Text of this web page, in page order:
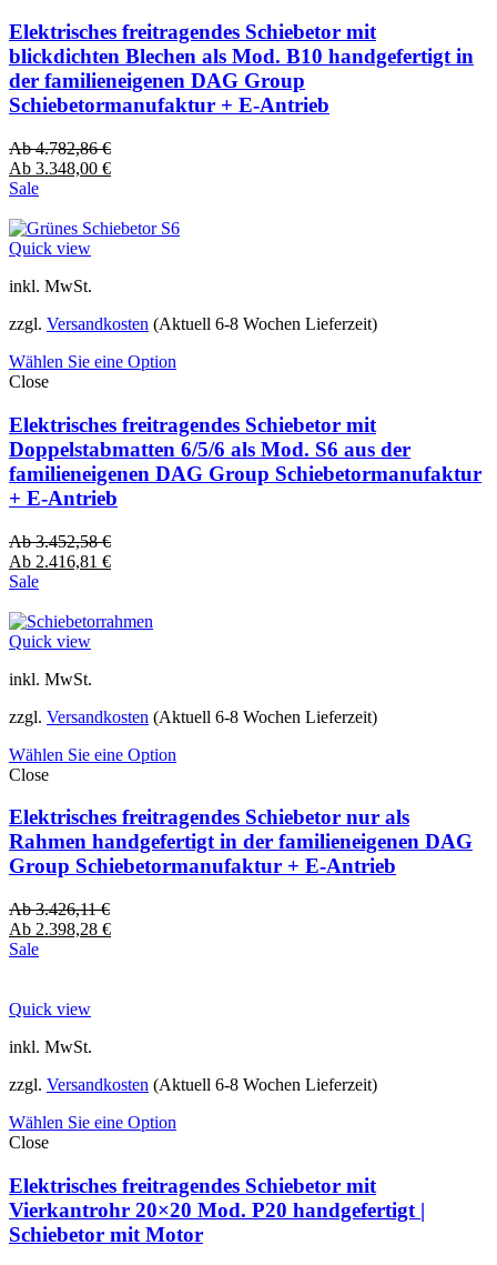
Elektrisches freitragendes Schiebetor mit
blickdichten Blechen als Mod. B10 handgefertigt in
der familieneigenen DAG Group
Schiebetormanufaktur + E-Antrieb
Ab4.782,86€
Ab 3.348,00 €
Sale
Quick view
inkl. MwSt.
zzgl. Versandkosten (Aktuell 6-8 Wochen Lieferzeit)
Wählen Sie eine Option
Close
Elektrisches freitragendes Schiebetor mit
Doppelstabmatten 6/5/6 als Mod. S6 aus der
familieneigenen DAG Group Schiebetormanufaktur
+ E-Antrieb
Ab3.452,58€
Ab 2.416,81 €
Sale
Quick view
inkl. MwSt.
zzgl. Versandkosten (Aktuell 6-8 Wochen Lieferzeit)
Wählen Sie eine Option
Close
Elektrisches freitragendes Schiebetor nur als
Rahmen handgefertigt in der familieneigenen DAG
Group Schiebetormanufaktur + E-Antrieb
Ab3.426,11€
Ab 2.398,28 €
Sale
Quick view
inkl. MwSt.
zzgl. Versandkosten (Aktuell 6-8 Wochen Lieferzeit)
Wählen Sie eine Option
Close
Elektrisches freitragendes Schiebetor mit
Vierkantrohr 20×20 Mod. P20 handgefertigt |
Schiebetor mit Motor